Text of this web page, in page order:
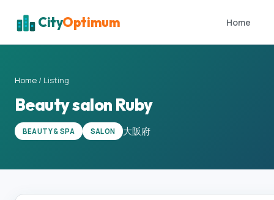
CityOptimum Home
Home / Listing
Beauty salon Ruby
BEAUTY & SPA SALON 大阪府